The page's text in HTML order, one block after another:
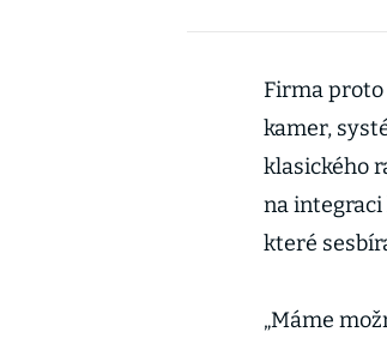
Firma proto
kamer,
klasického
na integraci
které
„Máme